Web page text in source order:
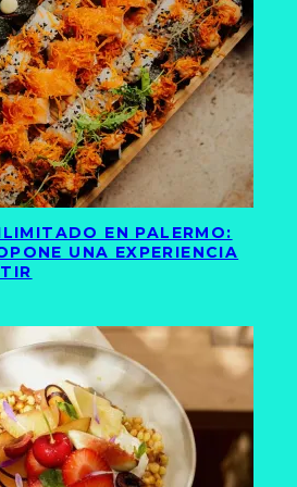
EN PALERMO:
UNA EXPERIENCIA